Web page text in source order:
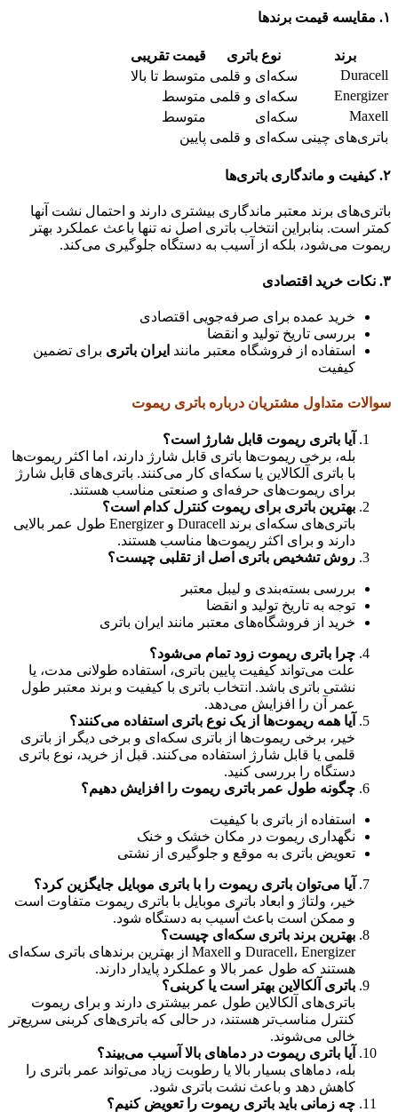
۱. مقایسه قیمت برندها
برند نوع باتری
قیمت تقریبی
Duracell
سکه‌ای و قلمی متوسط تا بالا
Energizer
سکه‌ای و قلمی متوسط
Maxell
سکه‌ای
متوسط
باتری‌های چینی سکه‌ای و قلمی پایین
۲. کیفیت و ماندگاری باتری‌ها
باتری‌های برند معتبر ماندگاری بیشتری دارند و احتمال نشت آنها
کمتر است. بنابراین انتخاب باتری اصل نه تنها باعث عملکرد بهتر
ریموت می‌شود، بلکه از آسیب به دستگاه جلوگیری می‌کند.
۳. نکات خرید اقتصادی
خرید عمده برای صرفه‌جویی اقتصادی
بررسی تاریخ تولید و انقضا
استفاده از فروشگاه معتبر مانند ایران باتری برای تضمین
کیفیت
سوالات متداول مشتریان درباره باتری ریموت
آیا باتری ریموت قابل شارژ است؟
بله، برخی ریموت‌ها باتری قابل شارژ دارند، اما اکثر ریموت‌ها
با باتری آلکالاین یا سکه‌ای کار می‌کنند. باتری‌های قابل شارژ
برای ریموت‌های حرفه‌ای و صنعتی مناسب هستند.
بهترین باتری برای ریموت کنترل کدام است؟
باتری‌های سکه‌ای برند Duracell و Energizer طول عمر بالایی
دارند و برای اکثر ریموت‌ها مناسب هستند.
روش تشخیص باتری اصل از تقلبی چیست؟
بررسی بسته‌بندی و لیبل معتبر
توجه به تاریخ تولید و انقضا
خرید از فروشگاه‌های معتبر مانند ایران باتری
چرا باتری ریموت زود تمام می‌شود؟
علت می‌تواند کیفیت پایین باتری، استفاده طولانی مدت، یا
نشتی باتری باشد. انتخاب باتری با کیفیت و برند معتبر طول
عمر آن را افزایش می‌دهد.
آیا همه ریموت‌ها از یک نوع باتری استفاده می‌کنند؟
خیر، برخی ریموت‌ها از باتری سکه‌ای و برخی دیگر از باتری
قلمی یا قابل شارژ استفاده می‌کنند. قبل از خرید، نوع باتری
دستگاه را بررسی کنید.
چگونه طول عمر باتری ریموت را افزایش دهیم؟
استفاده از باتری با کیفیت
نگهداری ریموت در مکان خشک و خنک
تعویض باتری به موقع و جلوگیری از نشتی
آیا می‌توان باتری ریموت را با باتری موبایل جایگزین کرد؟
خیر، ولتاژ و ابعاد باتری موبایل با باتری ریموت متفاوت است
و ممکن است باعث آسیب به دستگاه شود.
بهترین برند باتری سکه‌ای چیست؟
Duracell، Energizer و Maxell از بهترین برندهای باتری سکه‌ای
هستند که طول عمر بالا و عملکرد پایدار دارند.
باتری آلکالاین بهتر است یا کربنی؟
باتری‌های آلکالاین طول عمر بیشتری دارند و برای ریموت
کنترل مناسب‌تر هستند، در حالی که باتری‌های کربنی سریع‌تر
خالی می‌شوند.
آیا باتری ریموت در دماهای بالا آسیب می‌بیند؟
بله، دماهای بسیار بالا یا رطوبت زیاد می‌تواند عمر باتری را
کاهش دهد و باعث نشت باتری شود.
چه زمانی باید باتری ریموت را تعویض کنیم؟